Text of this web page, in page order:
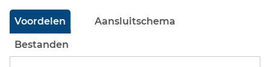
Voordelen Aansluitschema
Bestanden